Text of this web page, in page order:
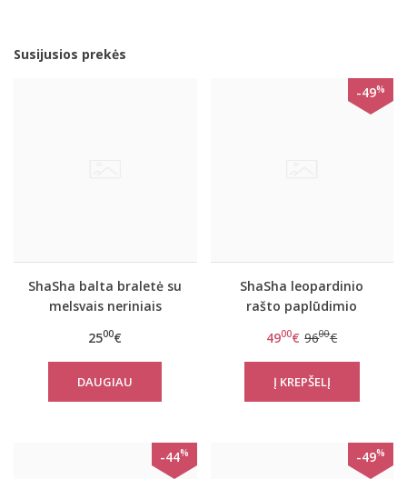
Susijusios prekės
ShaSha balta braletė su
melsvais neriniais
2500€
DAUGIAU
-49%
ShaSha leopardinio
rašto paplūdimio
4900€ 9600€
-44% -49%